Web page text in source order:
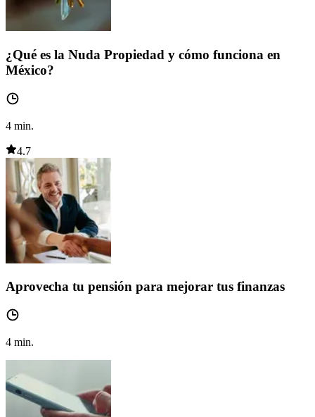
¿Qué es la Nuda Propiedad y cómo funciona en
México?
4 min.
4.7
Aprovecha tu pensión para mejorar tus finanzas
4 min.